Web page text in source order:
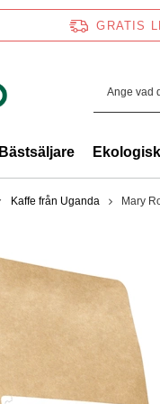
GRATIS
Bästsäljare
Kaffe från Uganda Mary